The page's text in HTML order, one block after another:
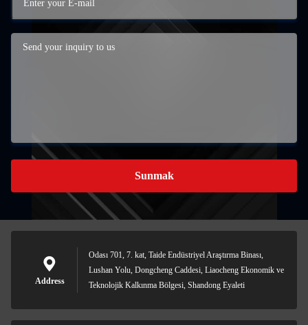
Sunmak
Address
Odası 701, 7. kat, Taide Endüstriyel Araştırma Binası,
Lushan Yolu, Dongcheng Caddesi, Liaocheng Ekonomik ve
Teknolojik Kalkınma Bölgesi, Shandong Eyaleti